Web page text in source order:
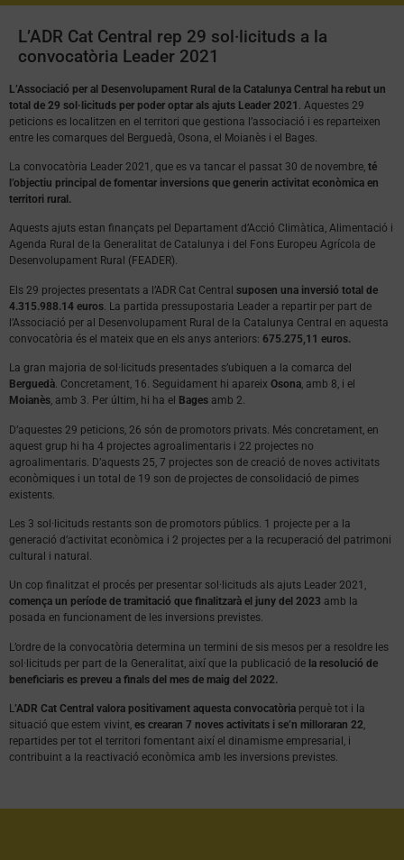
L’ADR Cat Central rep 29 sol·licituds a la
convocatòria Leader 2021
L’Associació per al Desenvolupament Rural de la Catalunya Central ha rebut un
total de 29 sol·licituds per poder optar als ajuts Leader 2021
. Aquestes 29
peticions es localitzen en el territori que gestiona l’associació i es reparteixen
entre les comarques del Berguedà, Osona, el Moianès i el Bages.
La convocatòria Leader 2021, que es va tancar el passat 30 de novembre, té
l’objectiu principal de fomentar inversions que generin activitat econòmica en
territori rural.
Aquests ajuts estan finançats pel Departament d’Acció Climàtica, Alimentació i
Agenda Rural de la Generalitat de Catalunya i del Fons Europeu Agrícola de
Desenvolupament Rural (FEADER).
Els 29 projectes presentats a l’ADR Cat Central suposen una inversió total de
4.315.988.14 euros . La partida pressupostaria Leader a repartir per part de
l’Associació per al Desenvolupament Rural de la Catalunya Central en aquesta
convocatòria és el mateix que en els anys anteriors: 675.275,11 euros.
La gran majoria de sol·licituds presentades s’ubiquen a la comarca del
Berguedà. Concretament, 16. Seguidament hi apareix Osona, amb 8, i el
Moianès, amb 3. Per últim, hi ha el Bages amb 2.
D’aquestes 29 peticions, 26 són de promotors privats. Més concretament, en
aquest grup hi ha 4 projectes agroalimentaris i 22 projectes no
agroalimentaris. D’aquests 25, 7 projectes son de creació de noves activitats
econòmiques i un total de 19 son de projectes de consolidació de pimes
existents.
Les 3 sol·licituds restants son de promotors públics. 1 projecte per a la
generació d’activitat econòmica i 2 projectes per a la recuperació del patrimoni
cultural i natural.
Un cop finalitzat el procés per presentar sol·licituds als ajuts Leader 2021,
comença un període de tramitació que finalitzarà el juny del 2023 amb la
posada en funcionament de les inversions previstes.
L’ordre de la convocatòria determina un termini de sis mesos per a resoldre les
sol·licituds per part de la Generalitat, així que la publicació de la resolució de
beneficiaris es preveu a finals del mes de maig del 2022.
L’ADR Cat Central valora positivament aquesta convocatòria perquè tot i la
situació que estem vivint, es crearan 7 noves activitats i se’n milloraran 22,
repartides per tot el territori fomentant així el dinamisme empresarial, i
contribuint a la reactivació econòmica amb les inversions previstes.